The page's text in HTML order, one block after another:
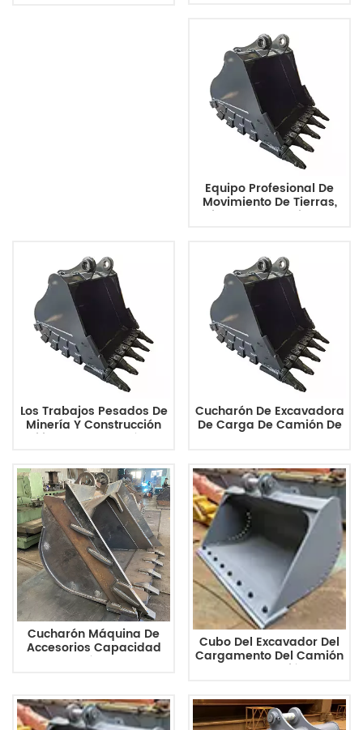
2,5 CBM En Venta
Equipo Profesional De
Movimiento De Tierras,
Diseño Personalizable,
Rendimiento
Los Trabajos Pesados De
Minería Y Construcción
Utilizan Un Cucharón De
Resistente Al Desgaste
Cucharón De Excavadora
De Carga De Camión De
De 0,7 M3
Cucharón Máquina De
Accesorios Capacidad
Del Cucharón 0,12 Carga
Compacta Cargadora De
Cadenas ZX450
Cubo Del Excavador Del
Cargamento Del Camión
De La Construcción 0.4m3